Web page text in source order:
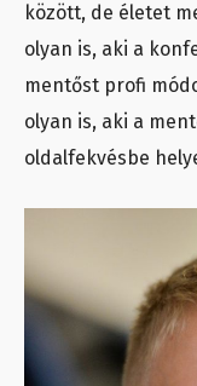
között, de életet
olyan is, aki a
mentőst profi
olyan is, aki a
oldalfekvésbe